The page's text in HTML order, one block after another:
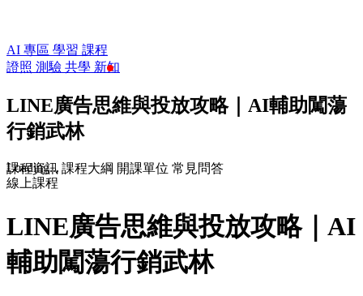
AI 專區 學習 課程
證照 測驗 共學 新知
LINE廣告思維與投放攻略｜AI輔助闖蕩
行銷武林
課程資訊 課程大綱 開課單位 常見問答
Loading...
線上課程
LINE廣告思維與投放攻略｜AI
輔助闖蕩行銷武林